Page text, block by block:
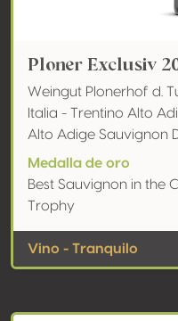
Ploner Exclusiv
Weingut Plonerhof d.
Italia - Trentino Alto
Alto Adige Sauvignon
Medalla de oro
Best Sauvignon in the
Trophy
Vino - Tranquilo